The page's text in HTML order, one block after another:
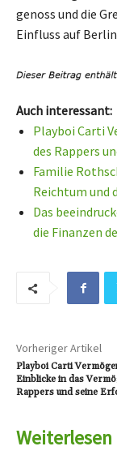
genoss und die
Einfluss auf
Auch interessant:
Playboi Carti
des Rappers
Familie
Reichtum und
Das
die Finanzen
Vorheriger Artikel
Playboi Carti
Einblicke in das
Rappers und seine
Weiterlesen